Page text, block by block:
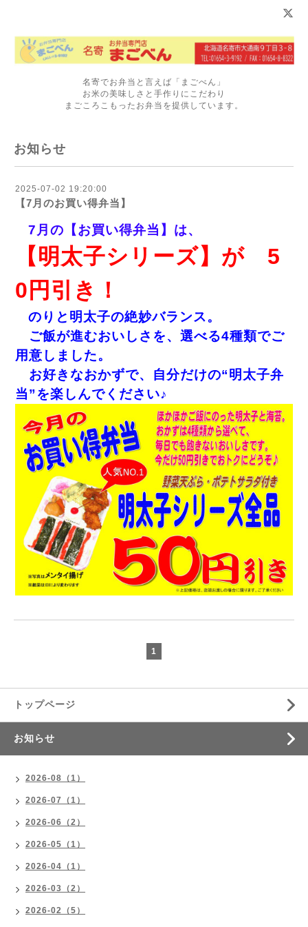
名寄でお弁当と言えば「まごべん」
お米の美味しさと手作りにこだわり
まごころこもったお弁当を提供しています。
お知らせ
2025-07-02 19:20:00
【7月のお買い得弁当】
7月の【お買い得弁当】は、
【明太子シリーズ】が 5
0円引き！
のりと明太子の絶妙バランス。
ご飯が進むおいしさを、選べる4種類でご
用意しました。
お好きなおかずで、自分だけの“明太子弁
当”を楽しんでください♪
1
トップページ
お知らせ
2026-08（1）
2026-07（1）
2026-06（2）
2026-05（1）
2026-04（1）
2026-03（2）
2026-02（5）